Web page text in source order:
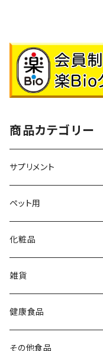
商品カテゴリー
サプリメント
大草原の乳酸菌
NS-Max
NS-Slim
チイサナミカタ
ビタミン／ミネラル
DHA／EPA
ペット用
化粧品
雑貨
健康食品
その他食品